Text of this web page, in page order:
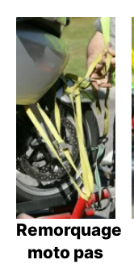
Remorquage
moto pas